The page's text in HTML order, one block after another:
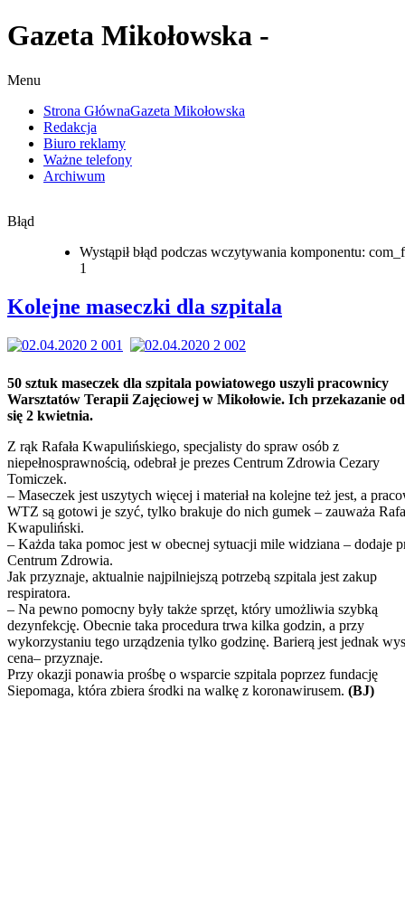
Gazeta Mikołowska -
Menu
Strona GłównaGazeta Mikołowska
Redakcja
Biuro reklamy
Ważne telefony
Archiwum
Błąd
Wystąpił błąd podczas wczytywania komponentu:
1
Kolejne maseczki dla szpitala
50 sztuk maseczek dla szpitala powiatowego uszyli pracownicy
Warsztatów Terapii Zajęciowej w Mikołowie. Ich przekazanie
się 2 kwietnia.
Z rąk Rafała Kwapulińskiego, specjalisty do spraw osób z
niepełnosprawnością, odebrał je prezes Centrum Zdrowia Cezary
Tomiczek.
– Maseczek jest uszytych więcej i materiał na kolejne też jest, a
WTZ są gotowi je szyć, tylko brakuje do nich gumek – zauważa
Kwapuliński.
– Każda taka pomoc jest w obecnej sytuacji mile widziana – dodaje
Centrum Zdrowia.
Jak przyznaje, aktualnie najpilniejszą potrzebą szpitala jest zakup
respiratora.
– Na pewno pomocny były także sprzęt, który umożliwia szybką
dezynfekcję. Obecnie taka procedura trwa kilka godzin, a przy
wykorzystaniu tego urządzenia tylko godzinę. Barierą jest jednak
cena– przyznaje.
Przy okazji ponawia prośbę o wsparcie szpitala poprzez fundację
Siepomaga, która zbiera środki na walkę z koronawirusem. (BJ)